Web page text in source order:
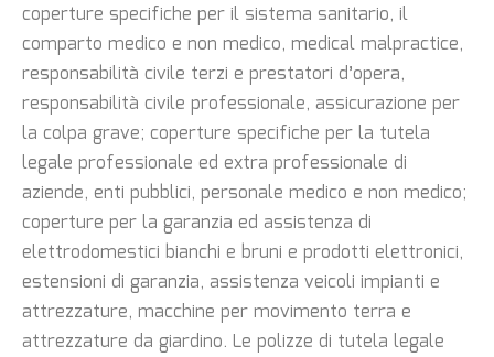
coperture specifiche per il sistema sanitario, il
comparto medico e non medico, medical malpractice,
responsabilità civile terzi e prestatori d’opera,
responsabilità civile professionale, assicurazione per
la colpa grave; coperture specifiche per la tutela
legale professionale ed extra professionale di
aziende, enti pubblici, personale medico e non medico;
coperture per la garanzia ed assistenza di
elettrodomestici bianchi e bruni e prodotti elettronici,
estensioni di garanzia, assistenza veicoli impianti e
attrezzature, macchine per movimento terra e
attrezzature da giardino. Le polizze di tutela legale